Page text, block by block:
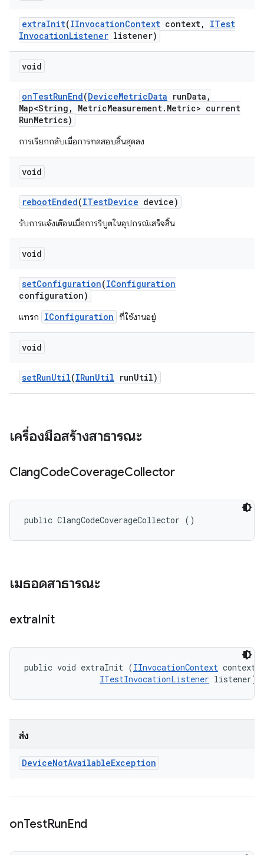
extraInit(IInvocationContext context,
ITest
InvocationListener listener)
void
onTestRunEnd(DeviceMetricData runData ,
Map<String , MetricMeasurement. Metric> current
RunMetrics)
การเรียกกลับเมื่อการทดสอบสิ้นสุดลง
void
rebootEnded(ITestDevice device)
รับการแจ้งเตือนเมื่อการรีบูตในอุปกรณ์เสร็จสิ้น
void
setConfiguration(IConfiguration
configuration)
แทรก IConfiguration ที่ใช้งานอยู่
void
setRunUtil(IRunUtil runUtil)
เครื่องมือสร้างสาธารณะ
ClangCodeCoverageCollector
public ClangCodeCoverageCollector ()
เมธอดสาธารณะ
extraInit
public void extraInit (IInvocationContext
ITestInvocationListener listener)
ส่ง
DeviceNotAvailableException
onTestRunEnd